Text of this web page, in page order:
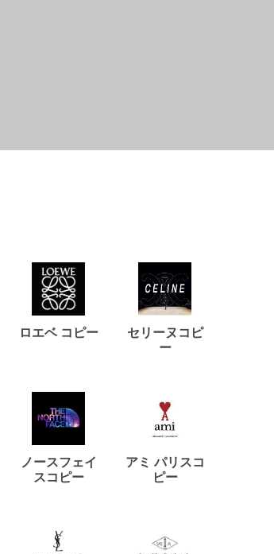
ロエベ コピー
セリーヌコピ
ー
ノースフェイ
スコピー
アミ パリスコ
ピー